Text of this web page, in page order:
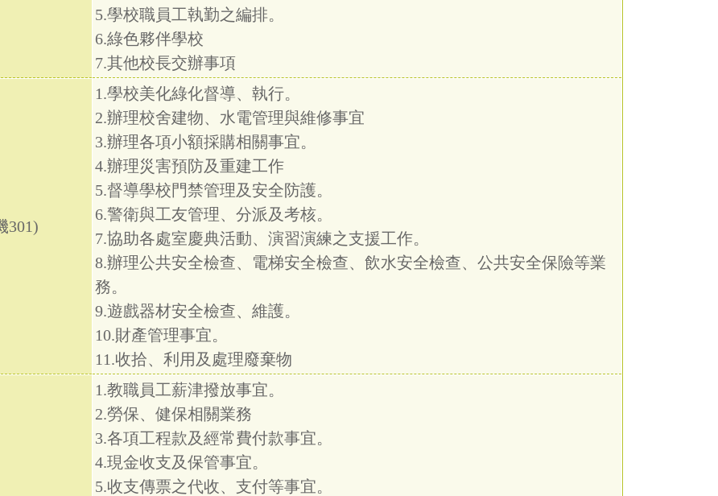
5.學校職員工執勤之編排。
6.綠色夥伴學校
7.其他校長交辦事項
301)
1.學校美化綠化督導、執行。
2.辦理校舍建物、水電管理與維修事宜
3.辦理各項小額採購相關事宜。
4.辦理災害預防及重建工作
5.督導學校門禁管理及安全防護。
6.警衛與工友管理、分派及考核。
7.協助各處室慶典活動、演習演練之支援工作。
8.辦理公共安全檢查、電梯安全檢查、飲水安全檢查、公共安全保險等業
務。
9.遊戲器材安全檢查、維護。
10.財產管理事宜。
11.收拾、利用及處理廢棄物
1.教職員工薪津撥放事宜。
2.勞保、健保相關業務
3.各項工程款及經常費付款事宜。
4.現金收支及保管事宜。
5.收支傳票之代收、支付等事宜。